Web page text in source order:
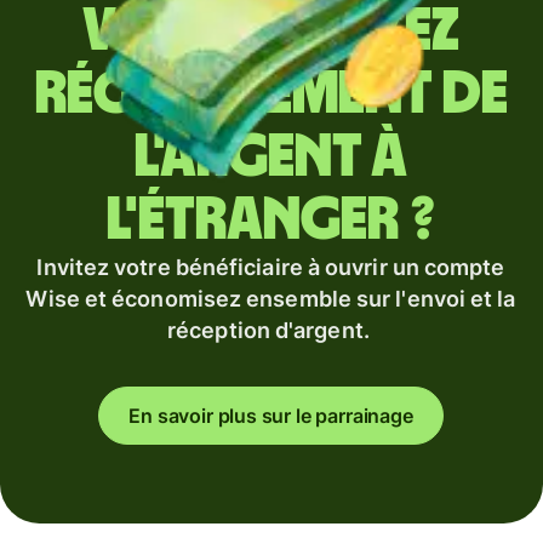
Vous envoyez
régulièrement de
l'argent à
l'étranger ?
Invitez votre bénéficiaire à ouvrir un compte
Wise et économisez ensemble sur l'envoi et la
réception d'argent.
En savoir plus sur le parrainage